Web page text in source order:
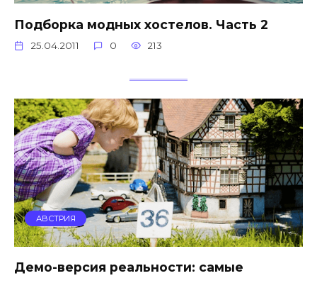
Подборка модных хостелов. Часть 2
25.04.2011 0 213
АВСТРИЯ
Демо-версия реальности: самые